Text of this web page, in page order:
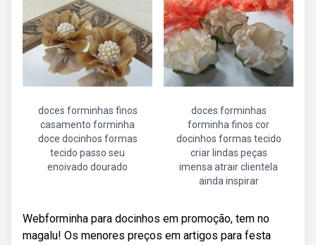
doces forminhas finos
casamento forminha
doce docinhos formas
tecido passo seu
enoivado dourado
doces forminhas
forminha finos cor
docinhos formas tecido
criar lindas peças
imensa atrair clientela
ainda inspirar
Webforminha para docinhos em promoção, tem no
magalu! Os menores preços em artigos para festa